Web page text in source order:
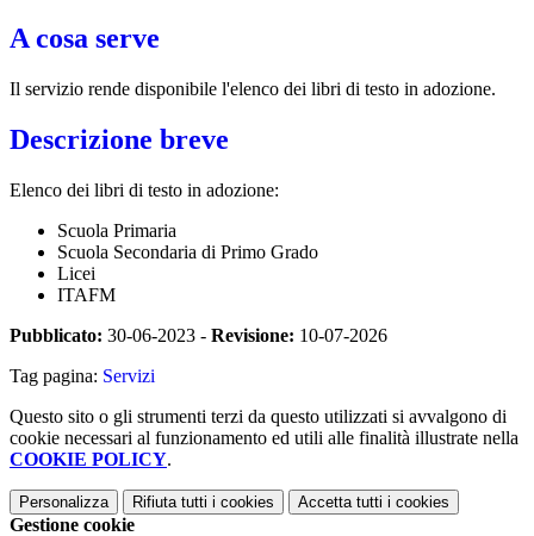
A cosa serve
Il servizio rende disponibile l'elenco dei libri di testo in adozione.
Descrizione breve
Elenco dei libri di testo in adozione:
Scuola Primaria
Scuola Secondaria di Primo Grado
Licei
ITAFM
Pubblicato: 30-06-2023 - Revisione: 10-07-2026
Tag pagina: Servizi
Questo sito o gli strumenti terzi da questo utilizzati si avvalgono di
cookie necessari al funzionamento ed utili alle finalità illustrate nella
COOKIE POLICY.
Personalizza Rifiuta tutti i cookies Accetta tutti i cookies
Gestione cookie